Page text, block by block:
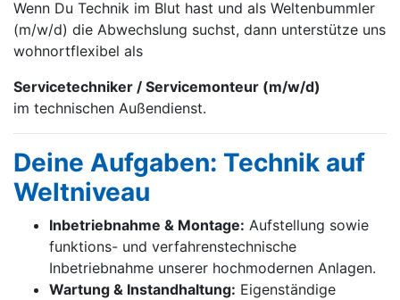
Wenn Du Technik im Blut hast und als Weltenbummler
(m/w/d) die Abwechslung suchst, dann unterstütze uns
wohnortflexibel als
Servicetechniker / Servicemonteur (m/w/d)
im technischen Außendienst.
Deine Aufgaben: Technik auf
Weltniveau
Inbetriebnahme & Montage: Aufstellung sowie
funktions- und verfahrenstechnische
Inbetriebnahme unserer hochmodernen Anlagen.
Wartung & Instandhaltung: Eigenständige